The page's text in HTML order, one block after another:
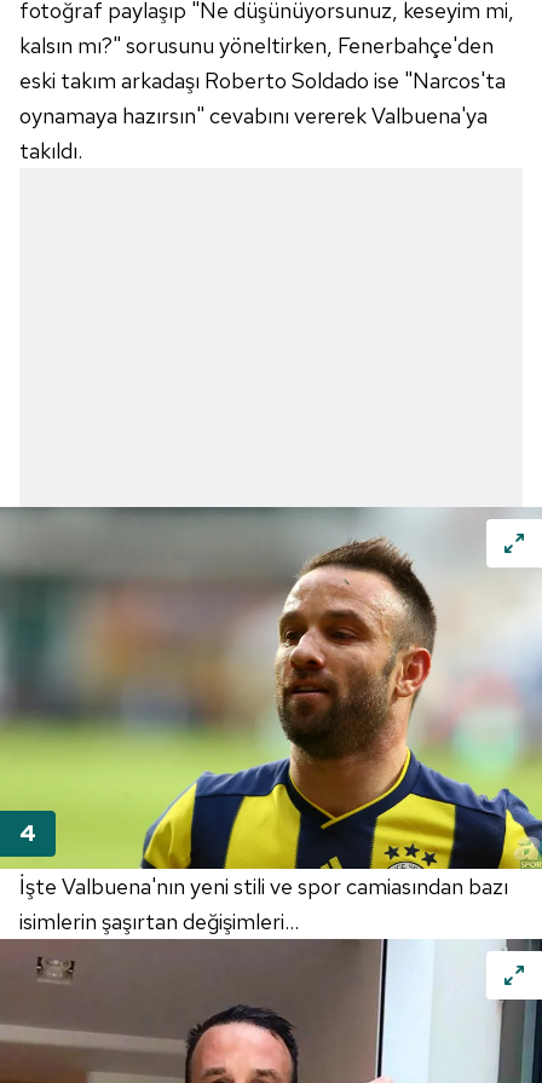
fotoğraf paylaşıp "Ne düşünüyorsunuz, keseyim mi,
kalsın mı?" sorusunu yöneltirken, Fenerbahçe'den
eski takım arkadaşı Roberto Soldado ise "Narcos'ta
oynamaya hazırsın" cevabını vererekValbuena'ya
takıldı.
İşte Valbuena'nın yeni stili ve spor camiasından bazı
isimlerin şaşırtan değişimleri...